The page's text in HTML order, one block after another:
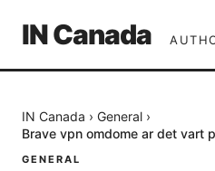
IN Canada
IN Canada › General ›
Brave vpn omdome ar det vart
GENERAL